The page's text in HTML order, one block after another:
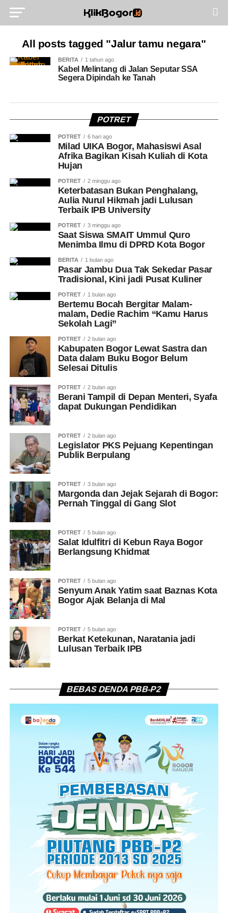
All posts tagged "Jalur tamu negara"
BERITA 1 tahun ago
Kabel Melintang di Jalan Seputar SSA
Segera Dipindah ke Tanah
POTRET
POTRET 6 hari ago
Milad UIKA Bogor, Mahasiswi Asal
Afrika Bagikan Kisah Kuliah di Kota
Hujan
POTRET 2 minggu ago
Keterbatasan Bukan Penghalang,
Aulia Nurul Hikmah jadi Lulusan
Terbaik IPB University
POTRET 3 minggu ago
Saat Siswa SMAIT Ummul Quro
Menimba Ilmu di DPRD Kota Bogor
BERITA 1 bulan ago
Pasar Jambu Dua Tak Sekedar Pasar
Tradisional, Kini jadi Pusat Kuliner
POTRET 1 bulan ago
Bertemu Bocah Bergitar Malam-
malam, Dedie Rachim “Kamu Harus
Sekolah Lagi”
POTRET 2 bulan ago
Kabupaten Bogor Lewat Sastra dan
Data dalam Buku Bogor Belum
Selesai Ditulis
POTRET 2 bulan ago
Berani Tampil di Depan Menteri, Syafa
dapat Dukungan Pendidikan
POTRET 2 bulan ago
Legislator PKS Pejuang Kepentingan
Publik Berpulang
POTRET 3 bulan ago
Margonda dan Jejak Sejarah di Bogor:
Pernah Tinggal di Gang Slot
POTRET 5 bulan ago
Salat Idulfitri di Kebun Raya Bogor
Berlangsung Khidmat
POTRET 5 bulan ago
Senyum Anak Yatim saat Baznas Kota
Bogor Ajak Belanja di Mal
POTRET 5 bulan ago
Berkat Ketekunan, Naratania jadi
Lulusan Terbaik IPB
BEBAS DENDA PBB-P2